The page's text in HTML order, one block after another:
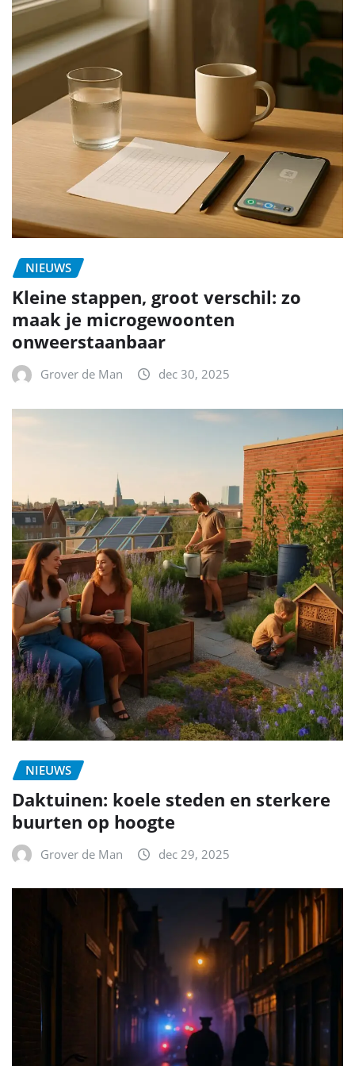
NIEUWS
Kleine stappen, groot verschil: zo
maak je microgewoonten
onweerstaanbaar
Grover de Man dec 30, 2025
NIEUWS
Daktuinen: koele steden en sterkere
buurten op hoogte
Grover de Man dec 29, 2025